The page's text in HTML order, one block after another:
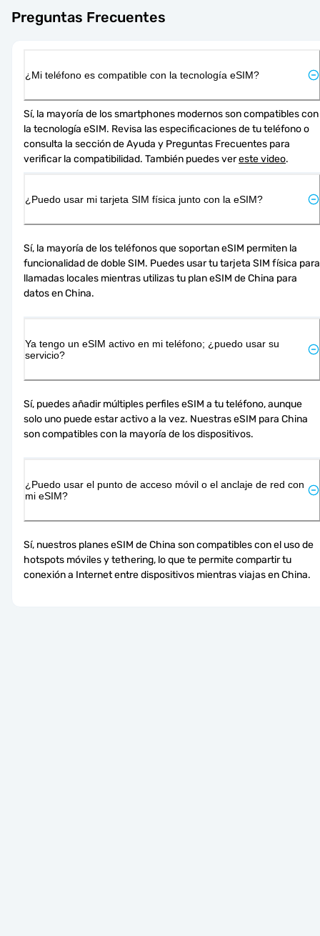
Preguntas Frecuentes
¿Mi teléfono es compatible con la tecnología eSIM?
Sí, la mayoría de los smartphones modernos son compatibles con
la tecnología eSIM. Revisa las especificaciones de tu teléfono o
consulta la sección de Ayuda y Preguntas Frecuentes para
verificar la compatibilidad. También puedes ver este video.
¿Puedo usar mi tarjeta SIM física junto con la eSIM?
Sí, la mayoría de los teléfonos que soportan eSIM permiten la
funcionalidad de doble SIM. Puedes usar tu tarjeta SIM física para
llamadas locales mientras utilizas tu plan eSIM de China para
datos en China.
Ya tengo un eSIM activo en mi teléfono; ¿puedo usar su
servicio?
Sí, puedes añadir múltiples perfiles eSIM a tu teléfono, aunque
solo uno puede estar activo a la vez. Nuestras eSIM para China
son compatibles con la mayoría de los dispositivos.
¿Puedo usar el punto de acceso móvil o el anclaje de red con
mi eSIM?
Sí, nuestros planes eSIM de China son compatibles con el uso de
hotspots móviles y tethering, lo que te permite compartir tu
conexión a Internet entre dispositivos mientras viajas en China.